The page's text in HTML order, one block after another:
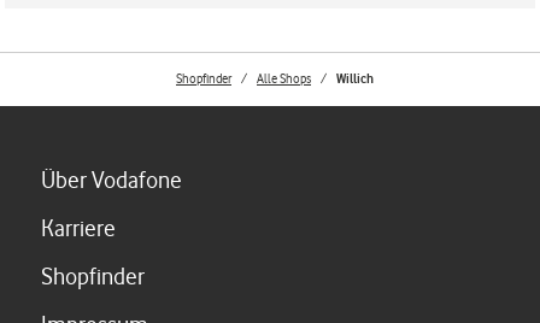
Shopfinder Alle Shops Willich
Über Vodafone
Karriere
ShopfinderLink öffnet in einem neuen Tab